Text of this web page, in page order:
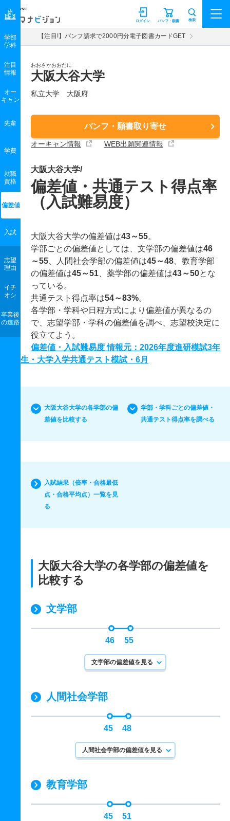
マナビジョン パンフ・願書
ログイン 検索
【注目!】パンフ請求で2000円分電子図書カードGET
おおさかおおたに
大阪大谷大学
私立大学 大阪府
パンフ・願書取り寄せ
オーキャン情報 WEB出願関連情報
学部
学科
注目
情報
オー
キャン
先輩
学費
就職
資格
偏差値
入試
志望
理由
イチ
オシ
卒業後
の進路
大阪大谷大学/
偏差値・共通テスト得点率
（入試難易度）
大阪大谷大学の偏差値は43～55。
学部ごとの偏差値としては、文学部の偏差値は46
～55 、人間社会学部の偏差値は45～48 、教育学部
の偏差値は45～51 、薬学部の偏差値は43～50とな
っている。
共通テスト得点率は54～83%。
各学部・学科や日程方式により偏差値が異なるの
で、志望学部・学科の偏差値を調べ、志望校決定に
役立てよう。
偏差値・入試難易度 情報元：2026年度進研模試3年
生・大学入学共通テスト模試・6月
大阪大谷大学の各学部の偏
差値を比較する
学部・学科ごとの偏差値・
共通テスト得点率を調べる
入試結果（倍率・合格最低
点・合格平均点）一覧を見
る
大阪大谷大学の各学部の偏差値を
比較する
文学部
46 55
文学部の偏差値を見る
人間社会学部
45 48
人間社会学部の偏差値を見る
教育学部
45 51